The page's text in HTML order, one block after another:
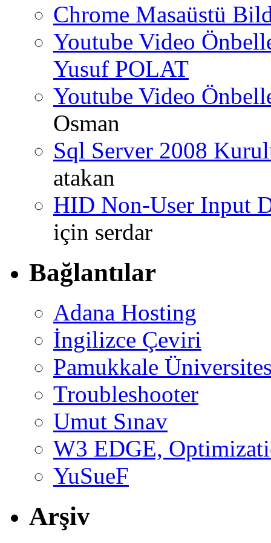
Chrome Masaüstü
Youtube Video
Yusuf POLAT
Youtube Video
Osman
Sql Server 2008
atakan
HID Non-User Input
için serdar
Bağlantılar
Adana Hosting
İngilizce Çeviri
Pamukkale
Troubleshooter
Umut Sınav
W3 EDGE,
YuSueF
Arşiv